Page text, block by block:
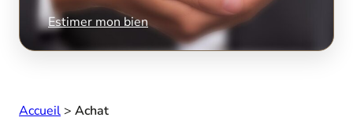
Estimer mon bien
Accueil > Achat